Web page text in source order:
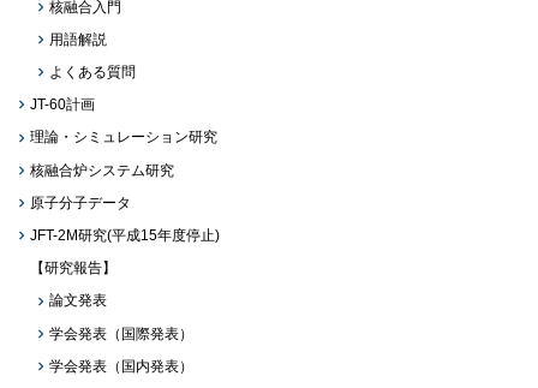
核融合入門
用語解説
よくある質問
JT-60計画
理論・シミュレーション研究
核融合炉システム研究
原子分子データ
JFT-2M研究(平成15年度停止)
【研究報告】
論文発表
学会発表（国際発表）
学会発表（国内発表）